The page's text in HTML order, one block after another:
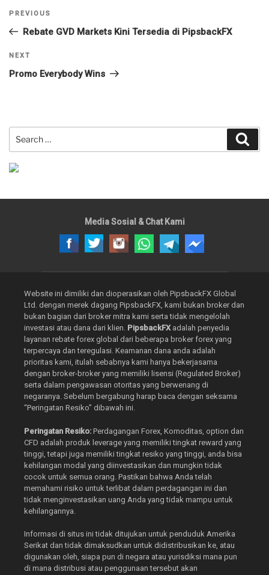
Navigasi
pos
Previous
Post
PREVIOUS
Rebate GVD Markets Kini Tersedia di PipsbackFX
Next
Post
NEXT
Promo Everybody Wins
for:
Media Sosial & Chat Kami
Website ini dimiliki dan dioperasikan oleh PipsbackFX Global
Ltd. dengan merek dagang PipsbackFX, kami bukan broker dan
bukan bagian dari broker mitra kami serta tidak mengelolah
investasi atau dana dari klien. PipsbackFXadalah penyedia
layanan rebate forex global dari beberapa broker forex yang
terpercaya dan teregulasi. Keamanan dana anda adalah
prioritas kami, itulah sebabnya kami hanya bekerjasama
dengan broker-broker yang memiliki lisensi (Regulated Broker)
serta dalam pengawasan otoritas yang berwenang di
negaranya. Sebelum bergabung harap baca dengan seksama
“Peringatan Resiko” dibawah ini.
Peringatan Resiko: Perdagangan Forex, Komoditas, option dan
CFD adalah produk leverage yang memiliki tingkat reward yang
tinggi, tetapi juga memiliki tingkat resiko yang tinggi, anda bisa
kehilangan modal yang diinvestasikan dan mungkin tidak
cocok untuk semua orang. Pastikan bahwa Anda telah
memahami risiko untuk terlibat dalam perdagangan ini dan
tidak menginvestasikan uang Anda yang tidak mampu untuk
kehilangannya.
Informasi di situs ini tidak ditujukan untuk penduduk Amerika
Serikat dan tidak dimaksudkan untuk didistribusikan ke, atau
digunakan oleh, siapa pun di negara atau yurisdiksi mana pun
di mana distribusi atau penggunaan tersebut akan